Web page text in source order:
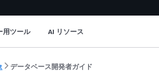
用ツール AI リソース
データベース開発者ガイド